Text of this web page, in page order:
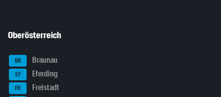
Oberösterreich
BR Braunau
EF Eferding
FR Freistadt